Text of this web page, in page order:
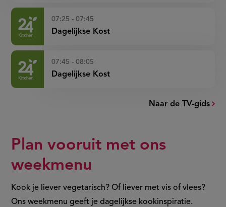
07:25 - 07:45
Dagelijkse Kost
07:45 - 08:05
Dagelijkse Kost
Naar de TV-gids
Plan vooruit met ons
weekmenu
Kook je liever vegetarisch? Of liever met vis of vlees?
Ons weekmenu geeft je dagelijkse kookinspiratie.